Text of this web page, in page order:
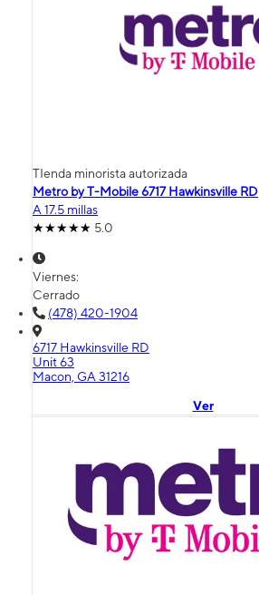
TIenda minorista autorizada
Metro by T-Mobile 6717 Hawkinsville RD
A 17.5 millas
5.0
Viernes:
Cerrado
(478) 420-1904
6717 Hawkinsville RD
Unit 63
Macon, GA 31216
Ver